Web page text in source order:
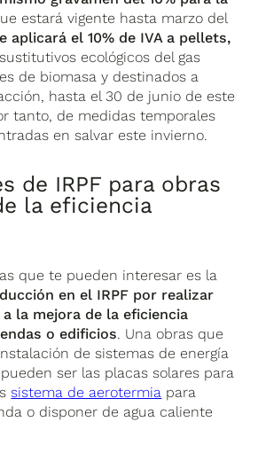
estará vigente hasta marzo del
aplicará el 10% de IVA a pellets,
ecológicos del gas
de biomasa y destinados a
hasta el 30 de junio de este
tanto, de medidas temporales
en salvar este invierno.
de IRPF para obras
la eficiencia
que te pueden interesar es la
en el IRPF por realizar
la mejora de la eficiencia
o edificios. Una obras que
de sistemas de energía
ser las placas solares para
sistema de aerotermia para
o disponer de agua caliente